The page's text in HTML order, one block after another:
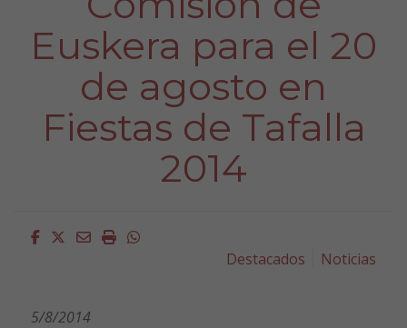
Euskera para el 20
de agosto en
Fiestas de Tafalla
2014
Facebook
Twitter
EmailImprimirWhatsapp
Destacados
Noticias
5/8/2014